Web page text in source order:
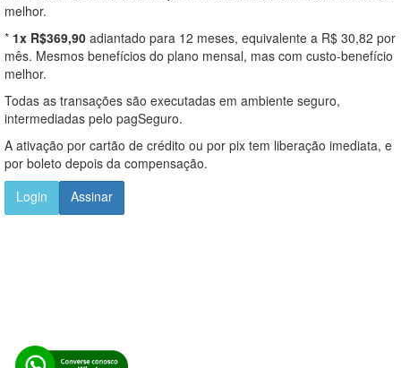
melhor.
* 1x R$369,90 adiantado para 12 meses, equivalente a R$ 30,82 por
mês. Mesmos benefícios do plano mensal, mas com custo-benefício
melhor.
Todas as transações são executadas em ambiente seguro,
intermediadas pelo pagSeguro.
A ativação por cartão de crédito ou por pix tem liberação imediata, e
por boleto depois da compensação.
Login
Assinar